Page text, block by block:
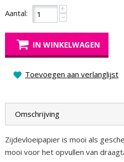
Aantal: +
−
IN WINKELWAGEN
Toevoegen aan verlanglijst
Omschrijving
Zijdevloeipapier is mooi als
mooi voor het opvullen van